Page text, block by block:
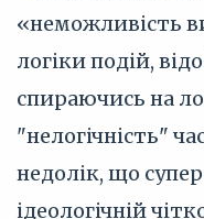
«неможливість
логіки подій,
спираючись на
"нелогічність"
недолік, що
ідеологічній